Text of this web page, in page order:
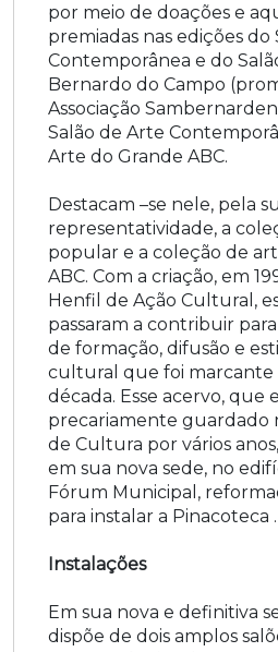
por meio de doações e
premiadas nas edições do
Contemporânea e do
Bernardo do Campo
Associação
Salão de Arte
Arte do Grande ABC.
Destacam –se nele, pela
representatividade, a
popular e a coleção de
ABC. Com a criação, em
Henfil de Ação Cultural,
passaram a contribuir
de formação, difusão e
cultural que foi marcante
década. Esse acervo, que
precariamente guardado
de Cultura por vários
em sua nova sede, no
Fórum Municipal,
para instalar a Pinacoteca .
Instalações
Em sua nova e definitiva
dispõe de dois amplos